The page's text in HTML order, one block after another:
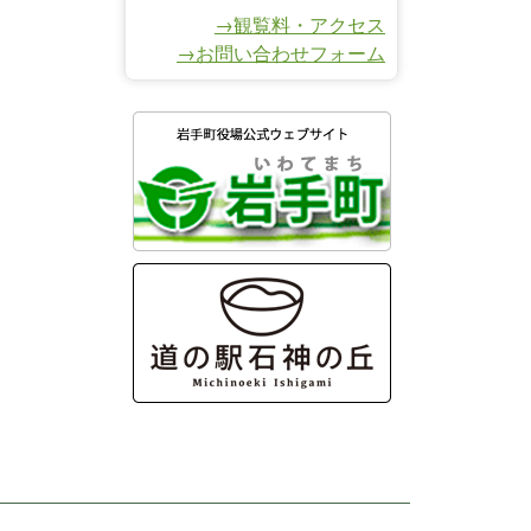
→観覧料・アクセス
→お問い合わせフォーム